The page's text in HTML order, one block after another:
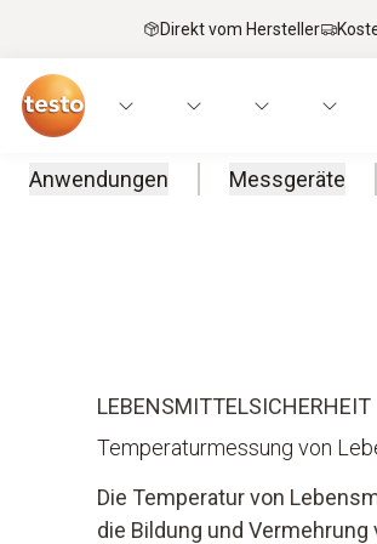
Direkt vom Hersteller
Home Food Temperaturmessung
Anwendungen Messgeräte
LEBENSMITTEL­SICHERHEIT
Temperaturmessung von
Die Temperatur von
die Bildung und